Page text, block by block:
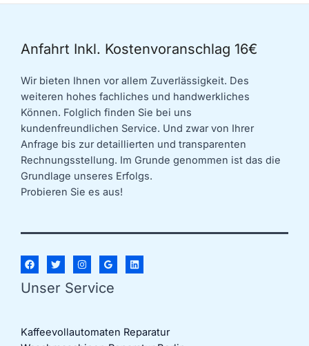
Anfahrt Inkl. Kostenvoranschlag 16€
Wir bieten Ihnen vor allem Zuverlässigkeit. Des
weiteren hohes fachliches und handwerkliches
Können. Folglich finden Sie bei uns
kundenfreundlichen Service. Und zwar von Ihrer
Anfrage bis zur detaillierten und transparenten
Rechnungsstellung. Im Grunde genommen ist das die
Grundlage unseres Erfolgs.
Probieren Sie es aus!
Unser Service
Kaffeevollautomaten Reparatur